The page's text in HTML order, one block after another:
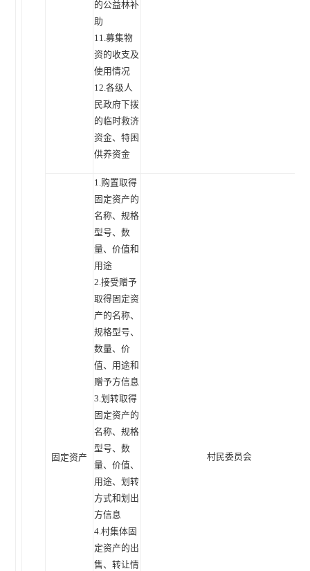
的公益林补
助
11.募集物
资的收支及
使用情况
12.各级人
民政府下拨
的临时救济
资金、特困
供养资金
固定资产
1.购置取得
固定资产的
名称、规格
型号、数
量、价值和
用途
2.接受赠予
取得固定资
产的名称、
规格型号、
数量、价
值、用途和
赠予方信息
3.划转取得
固定资产的
名称、规格
型号、数
量、价值、
用途、划转
方式和划出
方信息
4.村集体固
定资产的出
售、转让情
村民委员会